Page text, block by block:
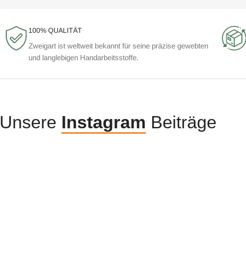
100% QUALITÄT
Zweigart ist weltweit bekannt für seine präzise gewebten
und langlebigen Handarbeitsstoffe.
Unsere Instagram Beiträge